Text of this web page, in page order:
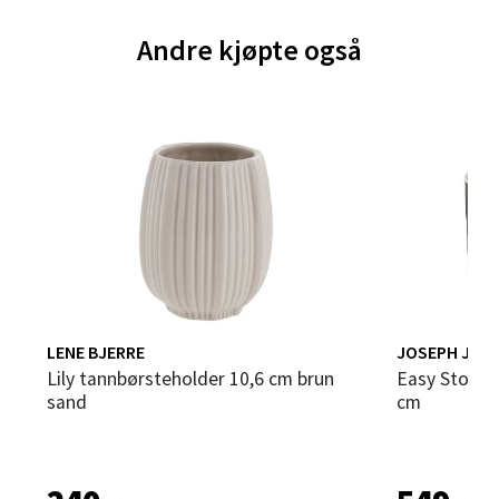
Andre kjøpte også
LENE BJERRE
Lily tannbørsteholder 10,6 cm brun
sand
JOSEPH
Easy Store steel tannglass 10x18x14
cm
Bergen - Thon Senter Sartor
Sartorvegen 12, 5353 Straume
Åpent i dag 10-21
Velg